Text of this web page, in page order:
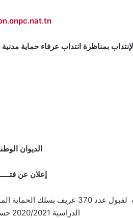
بمناظرة انتداب عرفاء حماية مدنية
الديوان
إعلان عن
تعتزم وزارة الداخلية فتح مناظرة خارجية بالإختبارات لقبول
الدراسية 2020/2021 حسب البيانات التالية